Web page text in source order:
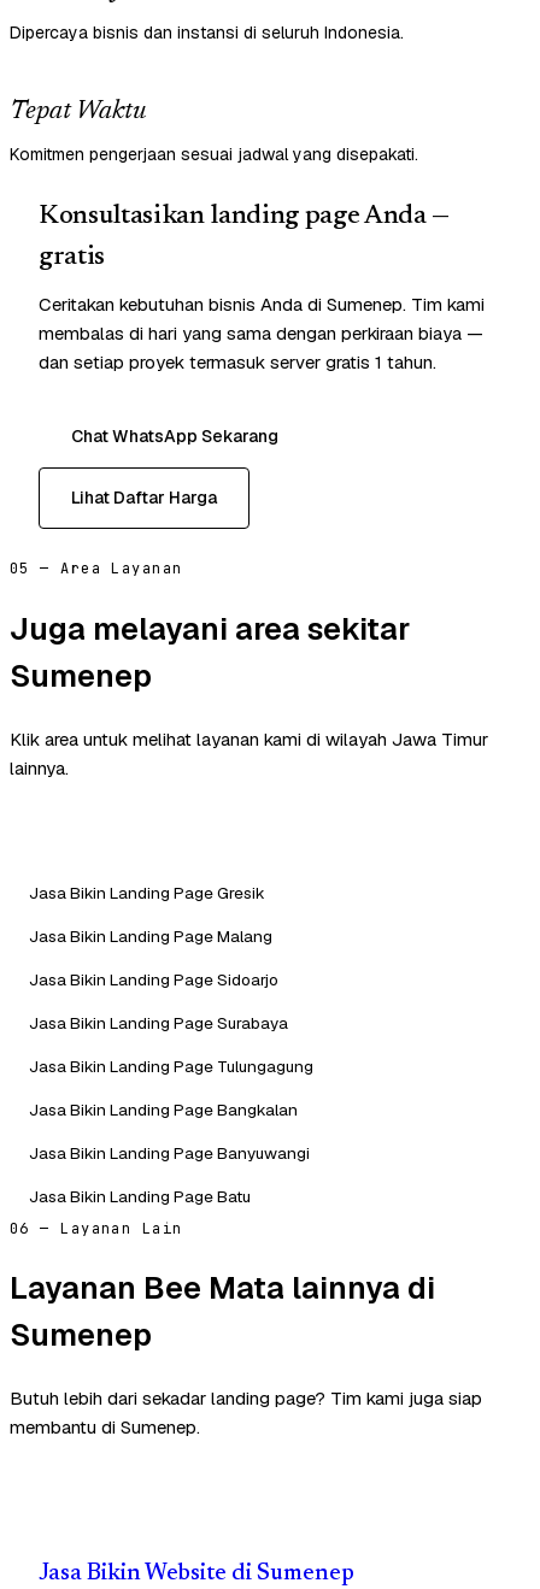
Dipercaya bisnis dan instansi di seluruh Indonesia.
Tepat Waktu
Komitmen pengerjaan sesuai jadwal yang disepakati.
Konsultasikan landing page Anda —
gratis
Ceritakan kebutuhan bisnis Anda di Sumenep. Tim kami
membalas di hari yang sama dengan perkiraan biaya —
dan setiap proyek termasuk server gratis 1 tahun.
Chat WhatsApp Sekarang
Lihat Daftar Harga
05 — Area Layanan
Juga melayani area sekitar
Sumenep
Klik area untuk melihat layanan kami di wilayah Jawa Timur
lainnya.
Jasa Bikin Landing Page Gresik
Jasa Bikin Landing Page Malang
Jasa Bikin Landing Page Sidoarjo
Jasa Bikin Landing Page Surabaya
Jasa Bikin Landing Page Tulungagung
Jasa Bikin Landing Page Bangkalan
Jasa Bikin Landing Page Banyuwangi
Jasa Bikin Landing Page Batu
06 — Layanan Lain
Layanan Bee Mata lainnya di
Sumenep
Butuh lebih dari sekadar landing page? Tim kami juga siap
membantu di Sumenep.
Jasa Bikin Website di Sumenep